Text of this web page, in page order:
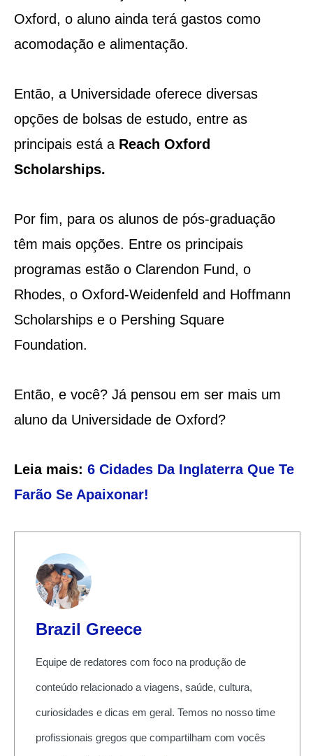
Oxford, o aluno ainda terá gastos como
acomodação e alimentação.
Então, a Universidade oferece diversas
opções de bolsas de estudo, entre as
principais está a Reach Oxford
Scholarships.
Por fim, para os alunos de pós-graduação
têm mais opções. Entre os principais
programas estão o Clarendon Fund, o
Rhodes, o Oxford-Weidenfeld and Hoffmann
Scholarships e o Pershing Square
Foundation.
Então, e você? Já pensou em ser mais um
aluno da Universidade de Oxford?
Leia mais: 6 Cidades Da Inglaterra Que Te
Farão Se Apaixonar!
Brazil Greece
Equipe de redatores com foco na produção de
conteúdo relacionado a viagens, saúde, cultura,
curiosidades e dicas em geral. Temos no nosso time
profissionais gregos que compartilham com vocês